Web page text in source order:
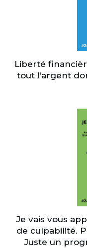
Liberté
tout l’argent
Je vais vous
de culpabilité.
Juste un